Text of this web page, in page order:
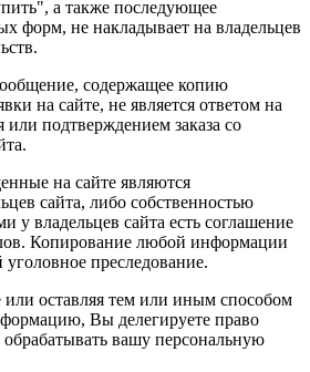
а также последующее
форм, не накладывает на владельцев
содержащее копию
на сайте, не является ответом на
или подтверждением заказа со
на сайте являются
сайта, либо собственностью
у владельцев сайта есть соглашение
Копирование любой информации
преследование.
или оставляя тем или иным способом
Вы делегируете право
вашу персональную